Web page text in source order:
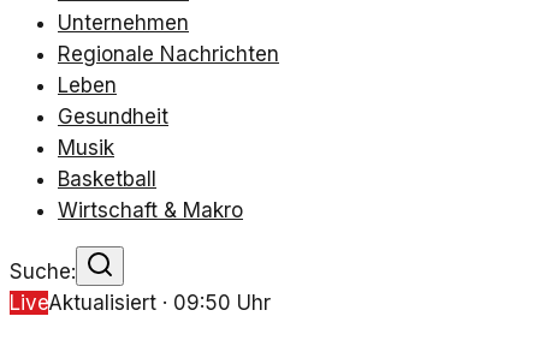
Unternehmen
Regionale Nachrichten
Leben
Gesundheit
Musik
Basketball
Wirtschaft & Makro
Suche:
LiveAktualisiert · 09:50 Uhr